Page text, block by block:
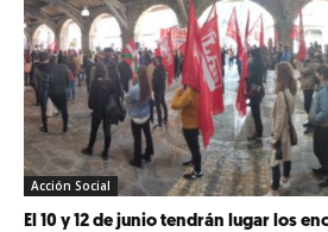
Acción Social
El 10 y 12 de junio tendrán lugar los